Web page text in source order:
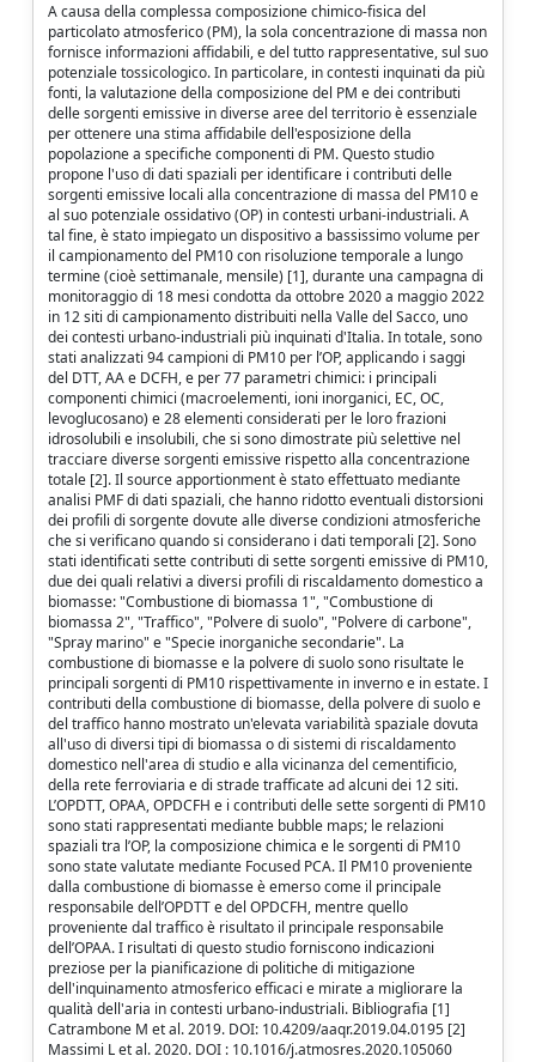
A causa della complessa composizione chimico-fisica del
particolato atmosferico (PM), la sola concentrazione di massa non
fornisce informazioni affidabili, e del tutto rappresentative, sul suo
potenziale tossicologico. In particolare, in contesti inquinati da più
fonti, la valutazione della composizione del PM e dei contributi
delle sorgenti emissive in diverse aree del territorio è essenziale
per ottenere una stima affidabile dell'esposizione della
popolazione a specifiche componenti di PM. Questo studio
propone l'uso di dati spaziali per identificare i contributi delle
sorgenti emissive locali alla concentrazione di massa del PM10 e
al suo potenziale ossidativo (OP) in contesti urbani-industriali. A
tal fine, è stato impiegato un dispositivo a bassissimo volume per
il campionamento del PM10 con risoluzione temporale a lungo
termine (cioè settimanale, mensile) [1], durante una campagna di
monitoraggio di 18 mesi condotta da ottobre 2020 a maggio 2022
in 12 siti di campionamento distribuiti nella Valle del Sacco, uno
dei contesti urbano-industriali più inquinati d'Italia. In totale, sono
stati analizzati 94 campioni di PM10 per l’OP, applicando i saggi
del DTT, AA e DCFH, e per 77 parametri chimici: i principali
componenti chimici (macroelementi, ioni inorganici, EC, OC,
levoglucosano) e 28 elementi considerati per le loro frazioni
idrosolubili e insolubili, che si sono dimostrate più selettive nel
tracciare diverse sorgenti emissive rispetto alla concentrazione
totale [2]. Il source apportionment è stato effettuato mediante
analisi PMF di dati spaziali, che hanno ridotto eventuali distorsioni
dei profili di sorgente dovute alle diverse condizioni atmosferiche
che si verificano quando si considerano i dati temporali [2]. Sono
stati identificati sette contributi di sette sorgenti emissive di PM10,
due dei quali relativi a diversi profili di riscaldamento domestico a
biomasse: "Combustione di biomassa 1", "Combustione di
biomassa 2", "Traffico", "Polvere di suolo", "Polvere di carbone",
"Spray marino" e "Specie inorganiche secondarie". La
combustione di biomasse e la polvere di suolo sono risultate le
principali sorgenti di PM10 rispettivamente in inverno e in estate. I
contributi della combustione di biomasse, della polvere di suolo e
del traffico hanno mostrato un'elevata variabilità spaziale dovuta
all'uso di diversi tipi di biomassa o di sistemi di riscaldamento
domestico nell'area di studio e alla vicinanza del cementificio,
della rete ferroviaria e di strade trafficate ad alcuni dei 12 siti.
L’OPDTT, OPAA, OPDCFH e i contributi delle sette sorgenti di PM10
sono stati rappresentati mediante bubble maps; le relazioni
spaziali tra l’OP, la composizione chimica e le sorgenti di PM10
sono state valutate mediante Focused PCA. Il PM10 proveniente
dalla combustione di biomasse è emerso come il principale
responsabile dell’OPDTT e del OPDCFH, mentre quello
proveniente dal traffico è risultato il principale responsabile
dell’OPAA. I risultati di questo studio forniscono indicazioni
preziose per la pianificazione di politiche di mitigazione
dell'inquinamento atmosferico efficaci e mirate a migliorare la
qualità dell'aria in contesti urbano-industriali. Bibliografia [1]
Catrambone M et al. 2019. DOI: 10.4209/aaqr.2019.04.0195 [2]
Massimi L et al. 2020. DOI : 10.1016/j.atmosres.2020.105060